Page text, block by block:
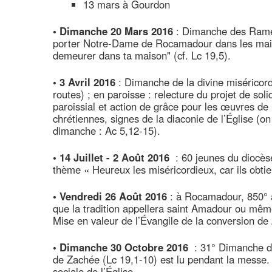
13 mars à Gourdon
• Dimanche 20 Mars 2016 : Dimanche des
porter Notre-Dame de Rocamadour dans les
demeurer dans ta maison" (cf. Lc 19,5).
• 3 Avril 2016 : Dimanche de la divine
routes) ; en paroisse : relecture du projet de
paroissial et action de grâce pour les œuvres
chrétiennes, signes de la diaconie de l’Église
dimanche : Ac 5,12-15).
• 14 Juillet - 2 Août 2016 : 60 jeunes du
thème « Heureux les miséricordieux, car ils
• Vendredi 26 Août 2016 : à Rocamadour,
que la tradition appellera saint Amadour ou
Mise en valeur de l’Évangile de la conversion
• Dimanche 30 Octobre 2016 : 31° Dimanche
de Zachée (Lc 19,1-10) est lu pendant la